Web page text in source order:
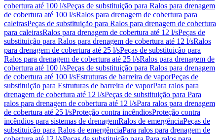
cobertura até 100 l/sPeças de substituição para Ralos para drenagem
de cobertura até 100 l/sRalos para drenagem de cobertura para
caleirasPeças de substituição para Ralos para drenagem de cobertura
para caleirasRalos para drenagem de cobertura até 12 l/sPeças de
substituição para Ralos para drenagem de cobertura até 12 l/sRalos
para drenagem de cobertura até 25 l/sPeças de substituição para
Ralos para drenagem de cobertura até 25 l/sRalos para drenagem de
cobertura até 100 l/sPeças de substituição para Ralos para drenagem
de cobertura até 100 l/sEstruturas de barreira de vaporPeças de
substituição para Estruturas de barreira de vaporPara ralos para
drenagem de cobertura até 12 l/sPeças de substituição para Para
ralos para drenagem de cobertura até 12 l/sPara ralos para drenagem
de cobertura até 25 l/sProteção contra incêndiosProteção contra
incêndios para sistemas de drenagemRalos de emergênciaPeças de
substituição para Ralos de emergênciaPara ralos para drenagem de